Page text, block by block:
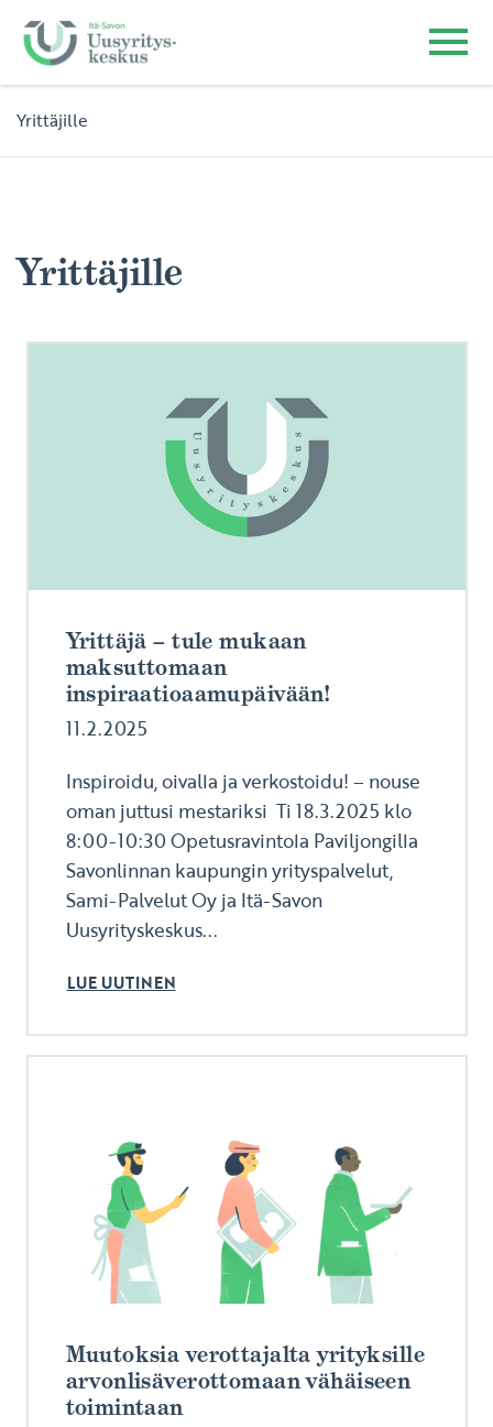
Yrittäjille
Yrittäjille
Yrittäjä – tule mukaan
maksuttomaan
inspiraatioaamupäivään!
11.2.2025
Inspiroidu, oivalla ja verkostoidu! – nouse
oman juttusi mestariksi Ti 18.3.2025 klo
8:00-10:30 Opetusravintola Paviljongilla
Savonlinnan kaupungin yrityspalvelut,
Sami-Palvelut Oy ja Itä-Savon
Uusyrityskeskus...
LUE UUTINEN
Muutoksia verottajalta yrityksille
arvonlisäverottomaan vähäiseen
toimintaan